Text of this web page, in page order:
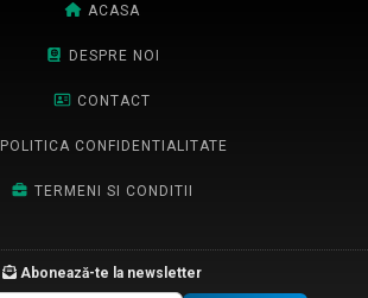
ACASA
DESPRE NOI
CONTACT
POLITICA CONFIDENTIALITATE
TERMENI SI CONDITII
Abonează-te la newsletter